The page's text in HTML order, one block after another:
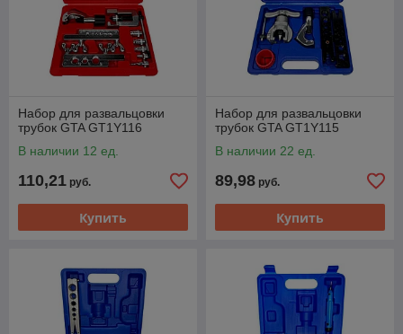
Набор для развальцовки
трубок GTA GT1Y116
В наличии 12 ед.
110,21 руб.
Купить
Набор для развальцовки
трубок GTA GT1Y115
В наличии 22 ед.
89,98 руб.
Купить